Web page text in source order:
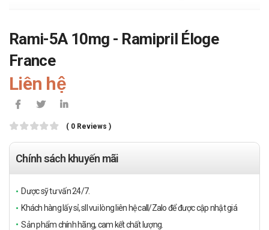
Rami-5A 10mg - Ramipril Éloge
France
Liên hệ
( 0 Reviews )
Chính sách khuyến mãi
Dược sỹ tư vấn 24/7.
Khách hàng lấy sỉ, sll vui lòng liên hệ call/Zalo để được cập nhật giá
Sản phẩm chính hãng, cam kết chất lượng.